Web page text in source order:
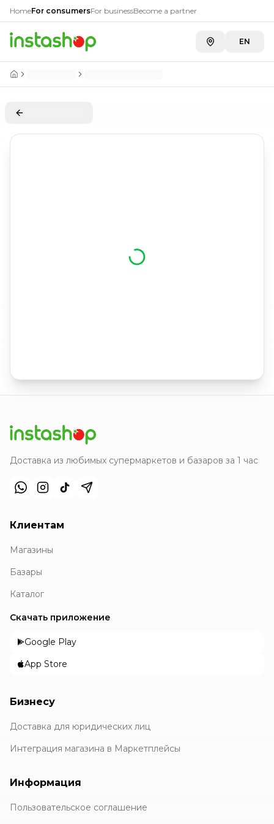
HomeFor consumersFor businessBecome a partner
EN
Доставка из любимых супермаркетов и базаров за 1 час
Клиентам
Магазины
Базары
Каталог
Скачать приложение
Google Play
App Store
Бизнесу
Доставка для юридических лиц
Интеграция магазина в Маркетплейсы
Информация
Пользовательское соглашение